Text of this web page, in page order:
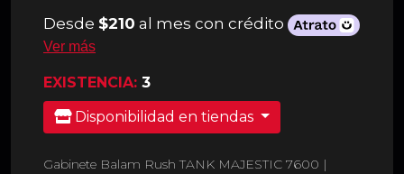
Desde $210 al mes con crédito
Ver más
EXISTENCIA: 3
Disponibilidad en tiendas
Gabinete Balam Rush TANK MAJESTIC 7600 |